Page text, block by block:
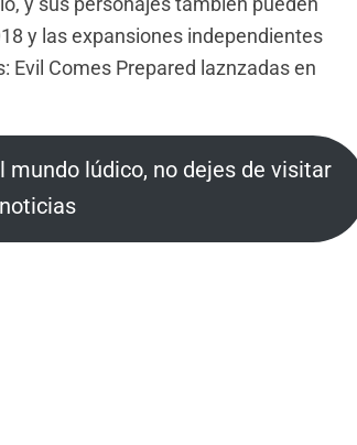
y las expansiones independientes
Evil Comes Prepared laznzadas en
lúdico, no dejes de visitar